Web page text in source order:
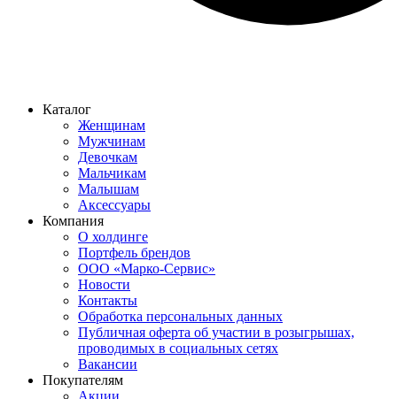
Каталог
Женщинам
Мужчинам
Девочкам
Мальчикам
Малышам
Аксессуары
Компания
О холдинге
Портфель брендов
ООО «Марко-Сервис»
Новости
Контакты
Обработка персональных данных
Публичная оферта об участии в розыгрышах,
проводимых в социальных сетях
Вакансии
Покупателям